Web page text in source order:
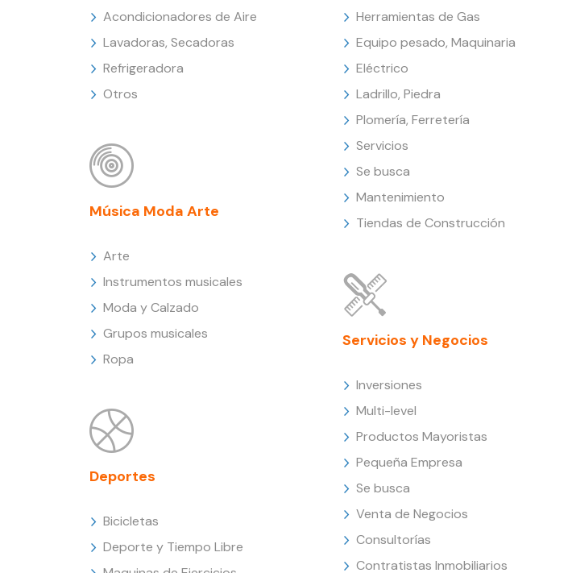
Acondicionadores de Aire
Lavadoras, Secadoras
Refrigeradora
Otros
Música Moda Arte
Arte
Instrumentos musicales
Moda y Calzado
Grupos musicales
Ropa
Deportes
Bicicletas
Deporte y Tiempo Libre
Herramientas de Gas
Equipo pesado, Maquinaria
Eléctrico
Ladrillo, Piedra
Plomería, Ferretería
Servicios
Se busca
Mantenimiento
Tiendas de Construcción
Servicios y Negocios
Inversiones
Multi-level
Productos Mayoristas
Pequeña Empresa
Se busca
Venta de Negocios
Consultorías
Contratistas Inmobiliarios